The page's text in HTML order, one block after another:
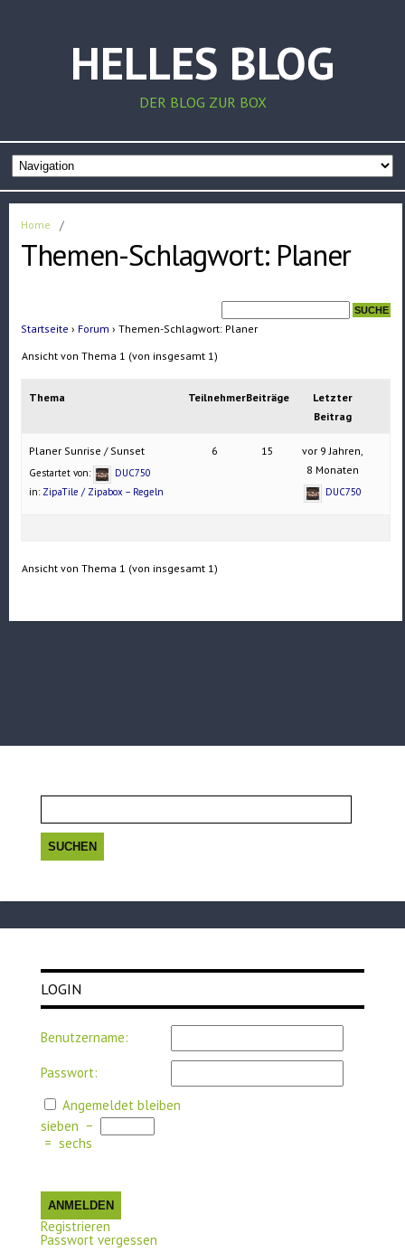
HELLES BLOG
DER BLOG ZUR BOX
Home /
Themen-Schlagwort: Planer
Startseite › Forum › Themen-Schlagwort: Planer
Ansicht von Thema 1 (von insgesamt 1)
Thema TeilnehmerBeiträge
Letzter
Beitrag
Planer Sunrise / Sunset
Gestartet von:
DUC750
in: ZipaTile / Zipabox – Regeln
6 15
vor 9 Jahren,
8 Monaten
DUC750
Ansicht von Thema 1 (von insgesamt 1)
LOGIN
Benutzername:
Passwort:
Angemeldet bleiben
sieben −
= sechs
ANMELDEN
Registrieren
Passwort vergessen